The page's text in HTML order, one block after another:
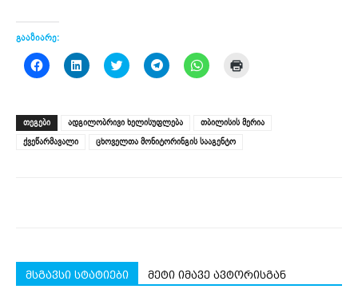
გააზიარე:
Click
to
(Opens
in
new
window)
Click
to
(Opens
in
new
window)
Click
to
(Opens
in
new
window)
Click
to
(Opens
in
new
window)
Click
to
(Opens
in
new
window)
new
window)
ᲗᲔᲒᲔᲑᲘ ადგილობრივი ხელისუფლება
თბილისის მერია
ქვეწარმავალი
ცხოველთა მონიტორინგის სააგენტო
მსგავსი სტატიები მეტი იმავე ავტორისგან